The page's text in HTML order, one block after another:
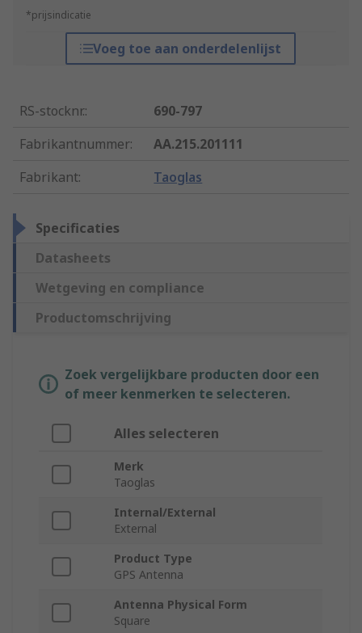
*prijsindicatie
Voeg toe aan onderdelenlijst
RS-stocknr.:
690-797
Fabrikantnummer:
AA.215.201111
Fabrikant: Taoglas
Specificaties
Datasheets
Wetgeving en compliance
Productomschrijving
Zoek vergelijkbare producten door een
of meer kenmerken te selecteren.
Alles selecteren
Merk
Taoglas
Internal/External
External
Product Type
GPS Antenna
Antenna Physical Form
Square